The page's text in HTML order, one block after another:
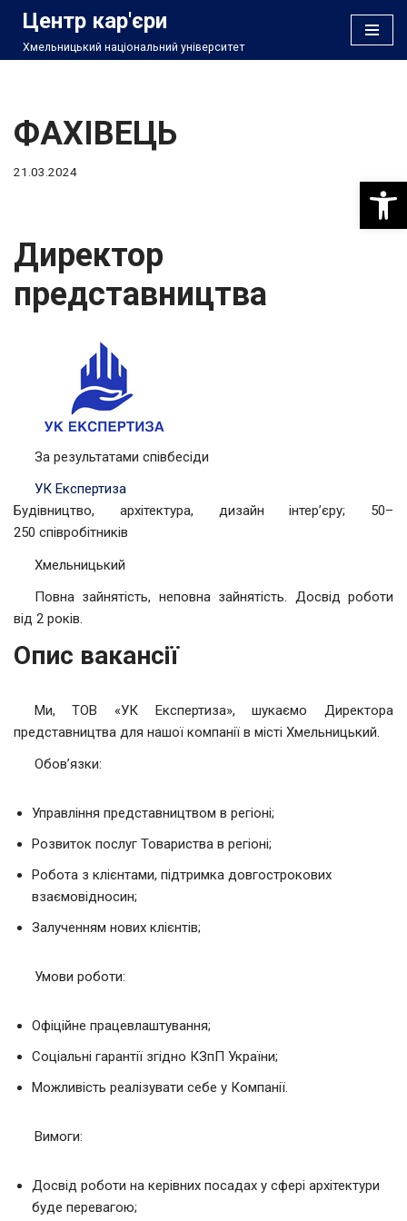
Перейти
Центр кар'єри
Хмельницький національний університет
ФАХІВЕЦЬ
21.03.2024
Директор
представництва
За результатами співбесіди
УК Експертиза
Будівництво, архітектура, дизайн інтер’єру; 50–
250 співробітників
Хмельницький
Повна зайнятість, неповна зайнятість. Досвід роботи
від 2 років.
Опис вакансії
Ми, ТОВ «УК Експертиза», шукаємо Директора
представництва для нашої компанії в місті Хмельницький.
Обов’язки:
Управління представництвом в регіоні;
Розвиток послуг Товариства в регіоні;
Робота з клієнтами, підтримка довгострокових
взаємовідносин;
Залученням нових клієнтів;
Умови роботи:
Офіційне працевлаштування;
Соціальні гарантії згідно КЗпП України;
Можливість реалізувати себе у Компанії.
Вимоги:
Досвід роботи на керівних посадах у сфері архітектури
буде перевагою;